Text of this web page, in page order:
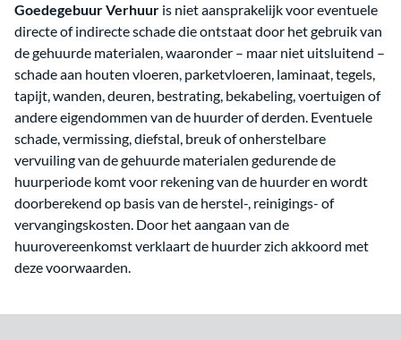
Goedegebuur Verhuur is niet aansprakelijk voor eventuele
directe of indirecte schade die ontstaat door het gebruik van
de gehuurde materialen, waaronder – maar niet uitsluitend –
schade aan houten vloeren, parketvloeren, laminaat, tegels,
tapijt, wanden, deuren, bestrating, bekabeling, voertuigen of
andere eigendommen van de huurder of derden. Eventuele
schade, vermissing, diefstal, breuk of onherstelbare
vervuiling van de gehuurde materialen gedurende de
huurperiode komt voor rekening van de huurder en wordt
doorberekend op basis van de herstel-, reinigings- of
vervangingskosten. Door het aangaan van de
huurovereenkomst verklaart de huurder zich akkoord met
deze voorwaarden.